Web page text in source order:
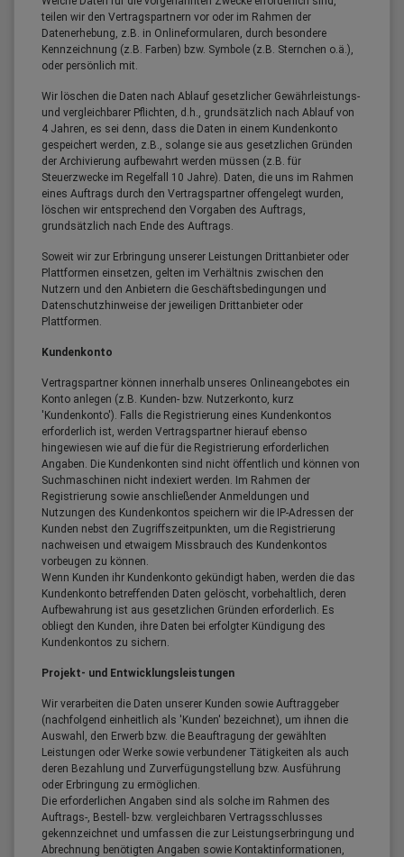
teilen wir den Vertragspartnern vor oder im Rahmen der
Datenerhebung, z.B. in Onlineformularen, durch besondere
Kennzeichnung (z.B. Farben) bzw. Symbole (z.B. Sternchen o.ä.),
oder persönlich mit.
Wir löschen die Daten nach Ablauf gesetzlicher Gewährleistungs-
und vergleichbarer Pflichten, d.h., grundsätzlich nach Ablauf von
4 Jahren, es sei denn, dass die Daten in einem Kundenkonto
gespeichert werden, z.B., solange sie aus gesetzlichen Gründen
der Archivierung aufbewahrt werden müssen (z.B. für
Steuerzwecke im Regelfall 10 Jahre). Daten, die uns im Rahmen
eines Auftrags durch den Vertragspartner offengelegt wurden,
löschen wir entsprechend den Vorgaben des Auftrags,
grundsätzlich nach Ende des Auftrags.
Soweit wir zur Erbringung unserer Leistungen Drittanbieter oder
Plattformen einsetzen, gelten im Verhältnis zwischen den
Nutzern und den Anbietern die Geschäftsbedingungen und
Datenschutzhinweise der jeweiligen Drittanbieter oder
Plattformen.
Kundenkonto
Vertragspartner können innerhalb unseres Onlineangebotes ein
Konto anlegen (z.B. Kunden- bzw. Nutzerkonto, kurz
'Kundenkonto'). Falls die Registrierung eines Kundenkontos
erforderlich ist, werden Vertragspartner hierauf ebenso
hingewiesen wie auf die für die Registrierung erforderlichen
Angaben. Die Kundenkonten sind nicht öffentlich und können von
Suchmaschinen nicht indexiert werden. Im Rahmen der
Registrierung sowie anschließender Anmeldungen und
Nutzungen des Kundenkontos speichern wir die IP-Adressen der
Kunden nebst den Zugriffszeitpunkten, um die Registrierung
nachweisen und etwaigem Missbrauch des Kundenkontos
vorbeugen zu können.
Wenn Kunden ihr Kundenkonto gekündigt haben, werden die das
Kundenkonto betreffenden Daten gelöscht, vorbehaltlich, deren
Aufbewahrung ist aus gesetzlichen Gründen erforderlich. Es
obliegt den Kunden, ihre Daten bei erfolgter Kündigung des
Kundenkontos zu sichern.
Projekt- und Entwicklungsleistungen
Wir verarbeiten die Daten unserer Kunden sowie Auftraggeber
(nachfolgend einheitlich als 'Kunden' bezeichnet), um ihnen die
Auswahl, den Erwerb bzw. die Beauftragung der gewählten
Leistungen oder Werke sowie verbundener Tätigkeiten als auch
deren Bezahlung und Zurverfügungstellung bzw. Ausführung
oder Erbringung zu ermöglichen.
Die erforderlichen Angaben sind als solche im Rahmen des
Auftrags-, Bestell- bzw. vergleichbaren Vertragsschlusses
gekennzeichnet und umfassen die zur Leistungserbringung und
Abrechnung benötigten Angaben sowie Kontaktinformationen,